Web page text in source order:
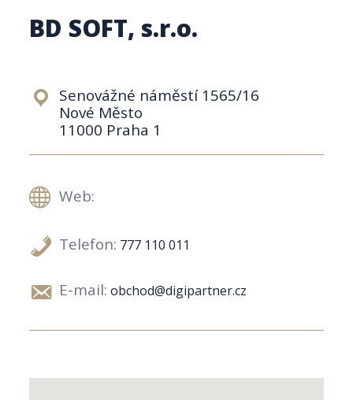
BD SOFT, s.r.o.
Senovážné náměstí 1565/16
Nové Město
11000 Praha 1
Web:
Telefon: 777 110 011
E-mail: obchod@digipartner.cz